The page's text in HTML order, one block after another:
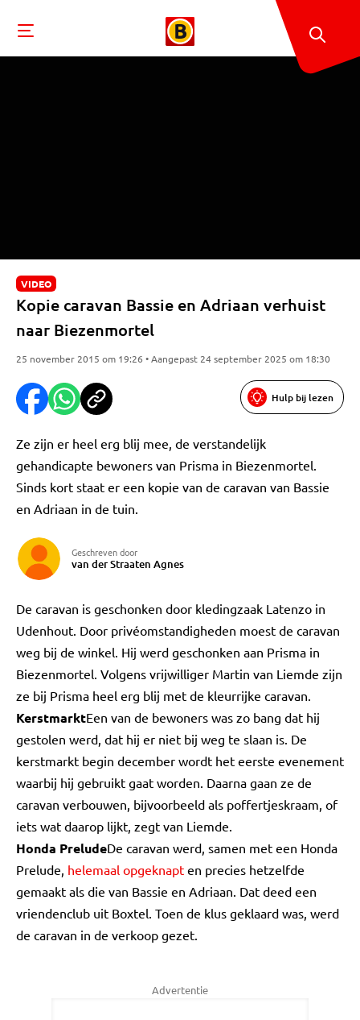
VIDEO
Kopie caravan Bassie en Adriaan verhuist
naar Biezenmortel
25 november 2015 om 19:26 • Aangepast 24 september 2025 om 18:30
Hulp bij lezen
Ze zijn er heel erg blij mee, de verstandelijk
gehandicapte bewoners van Prisma in Biezenmortel.
Sinds kort staat er een kopie van de caravan van Bassie
en Adriaan in de tuin.
Geschreven door
van der Straaten Agnes
De caravan is geschonken door kledingzaak Latenzo in
Udenhout. Door privéomstandigheden moest de caravan
weg bij de winkel. Hij werd geschonken aan Prisma in
Biezenmortel. Volgens vrijwilliger Martin van Liemde zijn
ze bij Prisma heel erg blij met de kleurrijke caravan.
KerstmarktEen van de bewoners was zo bang dat hij
gestolen werd, dat hij er niet bij weg te slaan is. De
kerstmarkt begin december wordt het eerste evenement
waarbij hij gebruikt gaat worden. Daarna gaan ze de
caravan verbouwen, bijvoorbeeld als poffertjeskraam, of
iets wat daarop lijkt, zegt van Liemde.
Honda PreludeDe caravan werd, samen met een Honda
Prelude, helemaal opgeknapt en precies hetzelfde
gemaakt als die van Bassie en Adriaan. Dat deed een
vriendenclub uit Boxtel. Toen de klus geklaard was, werd
de caravan in de verkoop gezet.
Advertentie